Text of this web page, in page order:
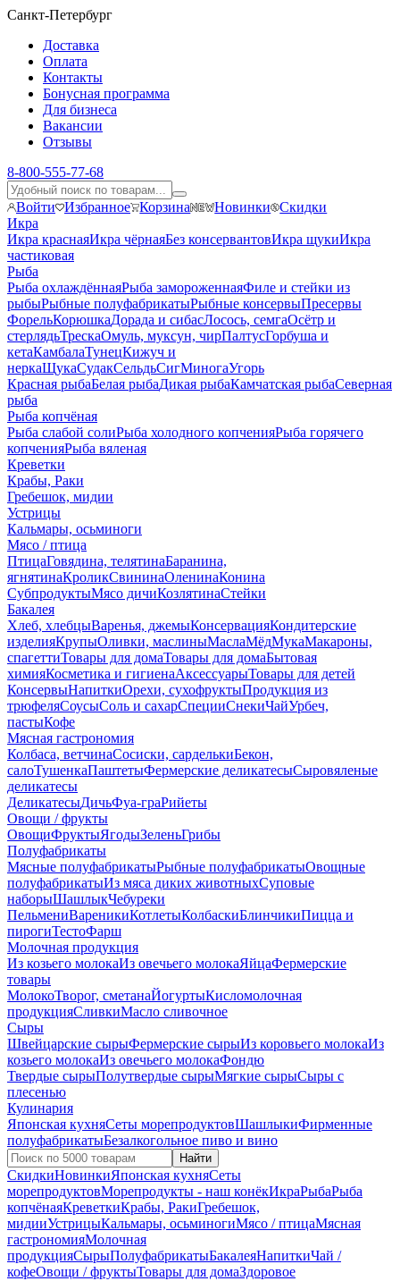
Санкт-Петербург
Доставка
Оплата
Контакты
Бонусная программа
Для бизнеса
Вакансии
Отзывы
8-800-555-77-68
Войти Избранное Корзина Новинки Скидки
Икра
Икра краснаяИкра чёрнаяБез консервантовИкра щукиИкра
частиковая
Рыба
Рыба охлаждённаяРыба замороженнаяФиле и стейки из
рыбыРыбные полуфабрикатыРыбные консервыПресервы
ФорельКорюшкаДорада и сибасЛосось, семгаОсётр и
стерлядьТрескаОмуль, муксун, чирПалтусГорбуша и
кетаКамбалаТунецКижуч и
неркаЩукаСудакСельдьСигМиногаУгорь
Красная рыбаБелая рыбаДикая рыбаКамчатская рыбаСеверная
рыба
Рыба копчёная
Рыба слабой солиРыба холодного копченияРыба горячего
копченияРыба вяленая
Креветки
Крабы, Раки
Гребешок, мидии
Устрицы
Кальмары, осьминоги
Мясо / птица
ПтицаГовядина, телятинаБаранина,
ягнятинаКроликСвининаОленинаКонина
СубпродуктыМясо дичиКозлятинаСтейки
Бакалея
Хлеб, хлебцыВаренья, джемыКонсервацияКондитерские
изделияКрупыОливки, маслиныМаслаМёдМукаМакароны,
спагеттиТовары для домаТовары для домаБытовая
химияКосметика и гигиенаАксессуарыТовары для детей
КонсервыНапиткиОрехи, сухофруктыПродукция из
трюфеляСоусыСоль и сахарСпецииСнекиЧайУрбеч,
пастыКофе
Мясная гастрономия
Колбаса, ветчинаСосиски, сарделькиБекон,
салоТушенкаПаштетыФермерские деликатесыСыровяленые
деликатесы
ДеликатесыДичьФуа-граРийеты
Овощи / фрукты
ОвощиФруктыЯгодыЗеленьГрибы
Полуфабрикаты
Мясные полуфабрикатыРыбные полуфабрикатыОвощные
полуфабрикатыИз мяса диких животныхСуповые
наборыШашлыкЧебуреки
ПельмениВареникиКотлетыКолбаскиБлинчикиПицца и
пирогиТестоФарш
Молочная продукция
Из козьего молокаИз овечьего молокаЯйцаФермерские
товары
МолокоТворог, сметанаЙогуртыКисломолочная
продукцияСливкиМасло сливочное
Сыры
Швейцарские сырыФермерские сырыИз коровьего молокаИз
козьего молокаИз овечьего молокаФондю
Твердые сырыПолутвердые сырыМягкие сырыСыры c
плесенью
Кулинария
Японская кухняСеты морепродуктовШашлыкиФирменные
полуфабрикатыБезалкогольное пиво и вино
Найти
СкидкиНовинкиЯпонская кухняСеты
морепродуктовМорепродукты - наш конёкИкраРыбаРыба
копчёнаяКреветкиКрабы, РакиГребешок,
мидииУстрицыКальмары, осьминогиМясо / птицаМясная
гастрономияМолочная
продукцияСырыПолуфабрикатыБакалеяНапиткиЧай /
кофеОвощи / фруктыТовары для домаЗдоровое